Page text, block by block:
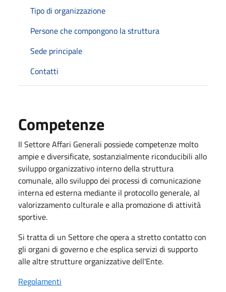
Tipo di organizzazione
Persone che compongono la struttura
Sede principale
Contatti
Competenze
Il Settore Affari Generali possiede competenze molto
ampie e diversificate, sostanzialmente riconducibili allo
sviluppo organizzativo interno della struttura
comunale, allo sviluppo dei processi di comunicazione
interna ed esterna mediante il protocollo generale, al
valorizzamento culturale e alla promozione di attività
sportive.
Si tratta di un Settore che opera a stretto contatto con
gli organi di governo e che esplica servizi di supporto
alle altre strutture organizzative dell'Ente.
Regolamenti